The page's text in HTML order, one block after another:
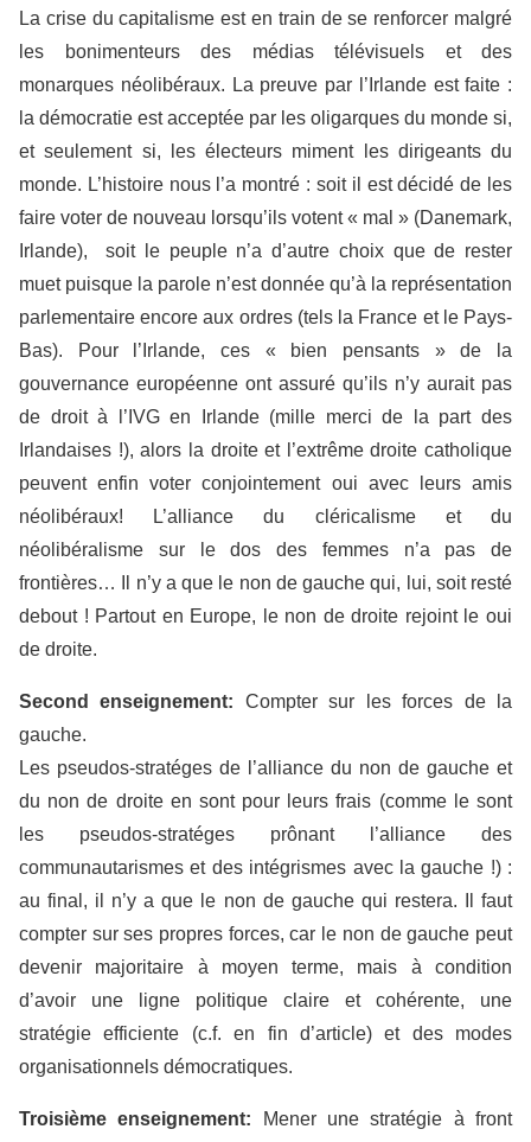
La crise du capitalisme est en train de se renforcer malgré
les bonimenteurs des médias télévisuels et des
monarques néolibéraux. La preuve par l’Irlande est faite :
la démocratie est acceptée par les oligarques du monde si,
et seulement si, les électeurs miment les dirigeants du
monde. L’histoire nous l’a montré : soit il est décidé de les
faire voter de nouveau lorsqu’ils votent « mal » (Danemark,
Irlande), soit le peuple n’a d’autre choix que de rester
muet puisque la parole n’est donnée qu’à la représentation
parlementaire encore aux ordres (tels la France et le Pays-
Bas). Pour l’Irlande, ces « bien pensants » de la
gouvernance européenne ont assuré qu’ils n’y aurait pas
de droit à l’IVG en Irlande (mille merci de la part des
Irlandaises !), alors la droite et l’extrême droite catholique
peuvent enfin voter conjointement oui avec leurs amis
néolibéraux! L’alliance du cléricalisme et du
néolibéralisme sur le dos des femmes n’a pas de
frontières… Il n’y a que le non de gauche qui, lui, soit resté
debout ! Partout en Europe, le non de droite rejoint le oui
de droite.
Second enseignement: Compter sur les forces de la
gauche.
Les pseudos-stratéges de l’alliance du non de gauche et
du non de droite en sont pour leurs frais (comme le sont
les pseudos-stratéges prônant l’alliance des
communautarismes et des intégrismes avec la gauche !) :
au final, il n’y a que le non de gauche qui restera. Il faut
compter sur ses propres forces, car le non de gauche peut
devenir majoritaire à moyen terme, mais à condition
d’avoir une ligne politique claire et cohérente, une
stratégie efficiente (c.f. en fin d’article) et des modes
organisationnels démocratiques.
Troisième enseignement: Mener une stratégie à front